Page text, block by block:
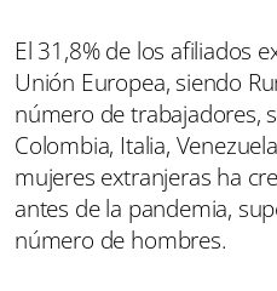
El 31,8% de los afiliados
Unión Europea, siendo
número de trabajadores,
Colombia, Italia,
mujeres extranjeras ha
antes de la pandemia,
número de hombres.